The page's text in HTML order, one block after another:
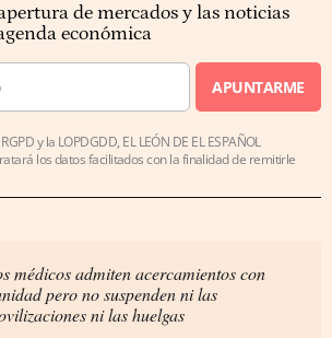
de mercados y las noticias
económica
APUNTARME
y la LOPDGDD, EL LEÓN DE EL ESPAÑOL
los datos facilitados con la finalidad de remitirle
médicos admiten acercamientos con
pero no suspenden ni las
ni las huelgas